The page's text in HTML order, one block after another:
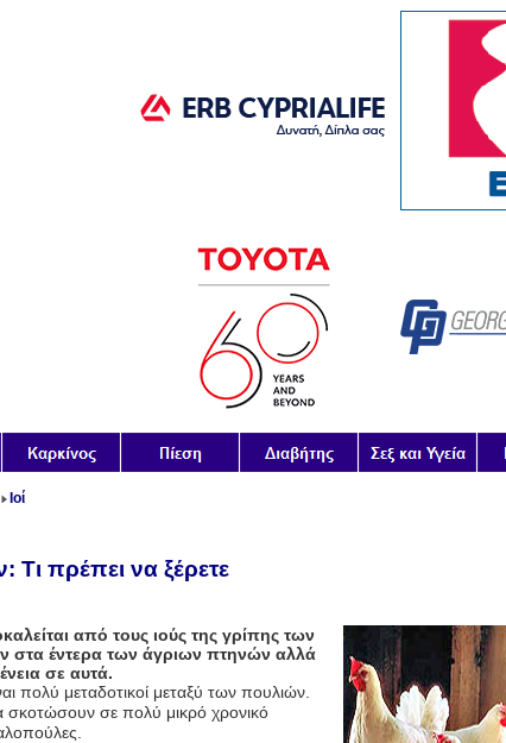
Ιοί
Τι πρέπει να ξέρετε
από τους ιούς της γρίπης των
στα έντερα των άγριων πτηνών αλλά
σε αυτά.
πολύ μεταδοτικοί μεταξύ των πουλιών.
σε πολύ μικρό χρονικό